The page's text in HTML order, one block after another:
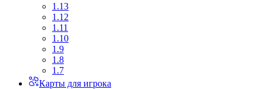
1.13
1.12
1.11
1.10
1.9
1.8
1.7
Карты для игрока